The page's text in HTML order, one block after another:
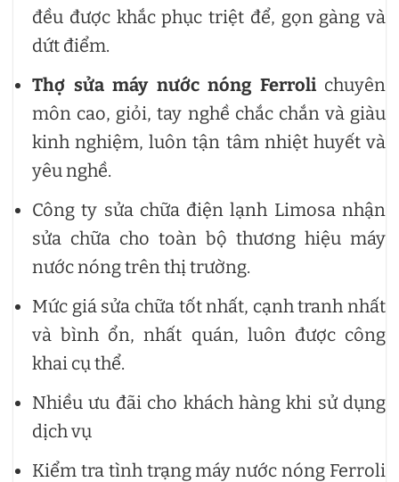
đều được khắc phục triệt để, gọn gàng và
dứt điểm.
Thợ sửa máy nước nóng Ferrolichuyên
môn cao, giỏi, tay nghề chắc chắn và giàu
kinh nghiệm, luôn tận tâm nhiệt huyết và
yêu nghề.
Công ty sửa chữa điện lạnh Limosa nhận
sửa chữa cho toàn bộ thương hiệu máy
nước nóng trên thị trường.
Mức giá sửa chữa tốt nhất, cạnh tranh nhất
và bình ổn, nhất quán, luôn được công
khai cụ thể.
Nhiều ưu đãi cho khách hàng khi sử dụng
dịch vụ
Kiểm tra tình trạng máy nước nóng Ferroli